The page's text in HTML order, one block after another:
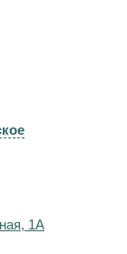
1А